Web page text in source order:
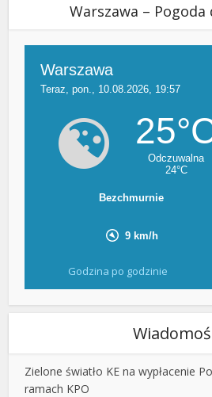
Warszawa –
Godzina po godzinie
Zielone światło KE na wypłacenie
ramach KPO